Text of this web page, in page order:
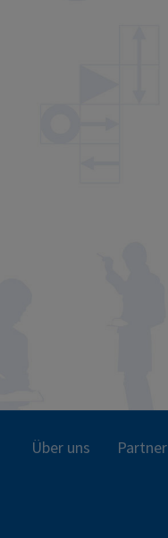
Über uns Partner